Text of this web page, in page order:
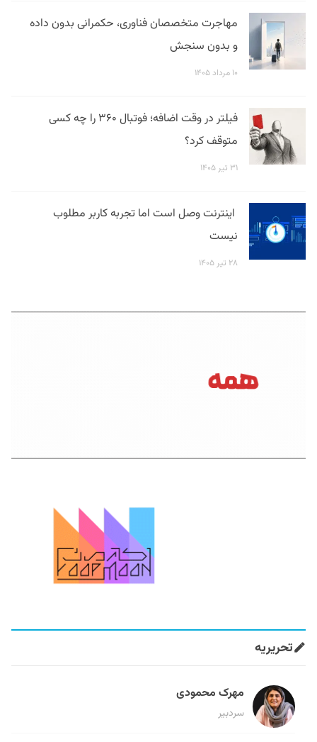
مهاجرت متخصصان فناوری، حکمرانی بدون داده
و بدون سنجش
۱۰ مرداد ۱۴۰۵
فیلتر در وقت اضافه؛ فوتبال ۳۶۰ را چه کسی
متوقف کرد؟
۳۱ تیر ۱۴۰۵
اینترنت وصل است اما تجربه کاربر مطلوب
نیست
۲۸ تیر ۱۴۰۵
تحریریه
مهرک محمودی
سردبیر